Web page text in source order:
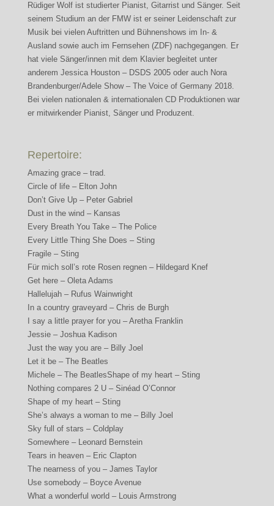
Rüdiger Wolf ist studierter Pianist, Gitarrist und Sänger. Seit
seinem Studium an der FMW ist er seiner Leidenschaft zur
Musik bei vielen Auftritten und Bühnenshows im In- &
Ausland sowie auch im Fernsehen (ZDF) nachgegangen. Er
hat viele Sänger/innen mit dem Klavier begleitet unter
anderem Jessica Houston – DSDS 2005 oder auch Nora
Brandenburger/Adele Show – The Voice of Germany 2018.
Bei vielen nationalen & internationalen CD Produktionen war
er mitwirkender Pianist, Sänger und Produzent.
Repertoire:
Amazing grace – trad.
Circle of life – Elton John
Don’t Give Up – Peter Gabriel
Dust in the wind – Kansas
Every Breath You Take – The Police
Every Little Thing She Does – Sting
Fragile – Sting
Für mich soll’s rote Rosen regnen – Hildegard Knef
Get here – Oleta Adams
Hallelujah – Rufus Wainwright
In a country graveyard – Chris de Burgh
I say a little prayer for you – Aretha Franklin
Jessie – Joshua Kadison
Just the way you are – Billy Joel
Let it be – The Beatles
Michele – The BeatlesShape of my heart – Sting
Nothing compares 2 U – Sinéad O’Connor
Shape of my heart – Sting
She’s always a woman to me – Billy Joel
Sky full of stars – Coldplay
Somewhere – Leonard Bernstein
Tears in heaven – Eric Clapton
The nearness of you – James Taylor
Use somebody – Boyce Avenue
What a wonderful world – Louis Armstrong